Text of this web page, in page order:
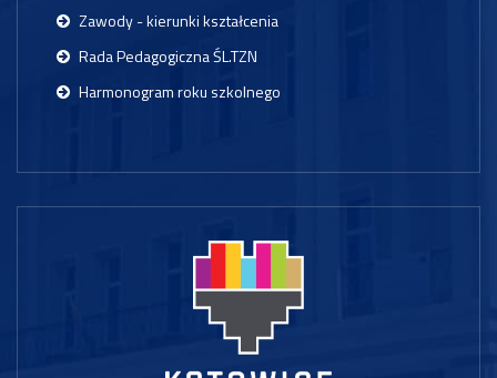
Zawody - kierunki kształcenia
Rada Pedagogiczna ŚL.TZN
Harmonogram roku szkolnego